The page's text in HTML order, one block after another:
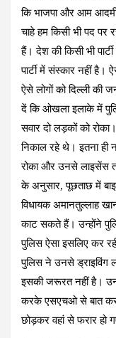
कि भाजपा और आम आदमी
चाहे हम किसी भी पद पर
हैं। देश की किसी भी
पार्टी में संस्कार नहीं है।
ऐसे लोगों को दिल्ली की
दें कि ओखला इलाके में
सवार दो लड़कों को
निकाल रहे थे। इतना ही
रोका और उनसे लाइसेंस
के अनुसार, पूछताछ में
विधायक अमानतुल्लाह
काट सकते हैं। उन्होंने
पुलिस ऐसा इसलिए कर
पुलिस ने उनसे ड्राइविंग
इसकी जरूरत नहीं है।
करके एसएचओ से बात
छोड़कर वहां से फरार हो